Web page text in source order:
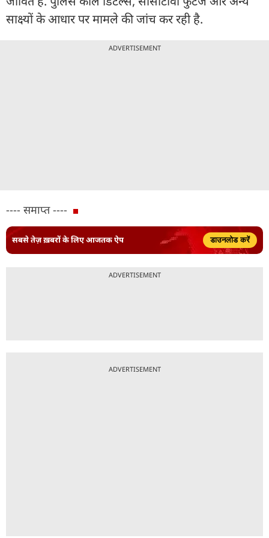
साक्ष्यों के आधार पर मामले की जांच कर रही है.
ADVERTISEMENT
---- समाप्त ----
सबसे तेज़ ख़बरों के लिए आजतक ऐप डाउनलोड करें
ADVERTISEMENT
ADVERTISEMENT